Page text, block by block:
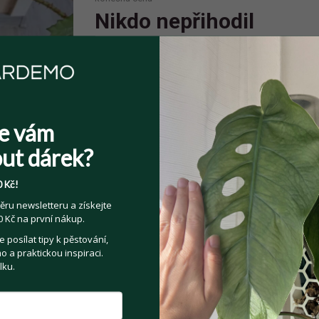
Nikdo nepřihodil
Spolehlivý prodejce
Prodejce má více jak 10 pozitivních
Twitter Email
Pokojové rostliny
vám
dárek?
Kč!
newsletteru a získejte
Kč na první nákup.
posílat tipy k pěstování,
a praktickou inspiraci.